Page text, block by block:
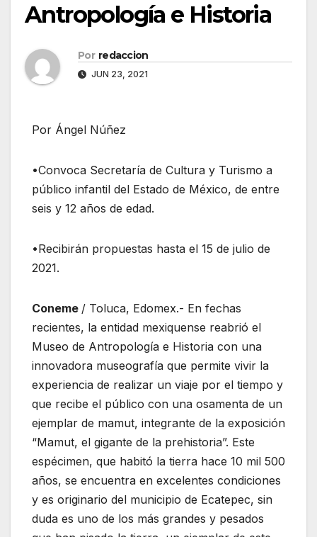
Antropología e Historia
Por redaccion
JUN 23, 2021
Por Ángel Núñez
•Convoca Secretaría de Cultura y Turismo a
público infantil del Estado de México, de entre
seis y 12 años de edad.
•Recibirán propuestas hasta el 15 de julio de
2021.
Coneme / Toluca, Edomex.- En fechas
recientes, la entidad mexiquense reabrió el
Museo de Antropología e Historia con una
innovadora museografía que permite vivir la
experiencia de realizar un viaje por el tiempo y
que recibe el público con una osamenta de un
ejemplar de mamut, integrante de la exposición
“Mamut, el gigante de la prehistoria”. Este
espécimen, que habitó la tierra hace 10 mil 500
años, se encuentra en excelentes condiciones
y es originario del municipio de Ecatepec, sin
duda es uno de los más grandes y pesados